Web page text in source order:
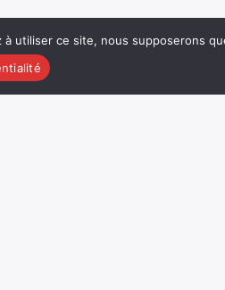
utiliser ce site, nous supposerons